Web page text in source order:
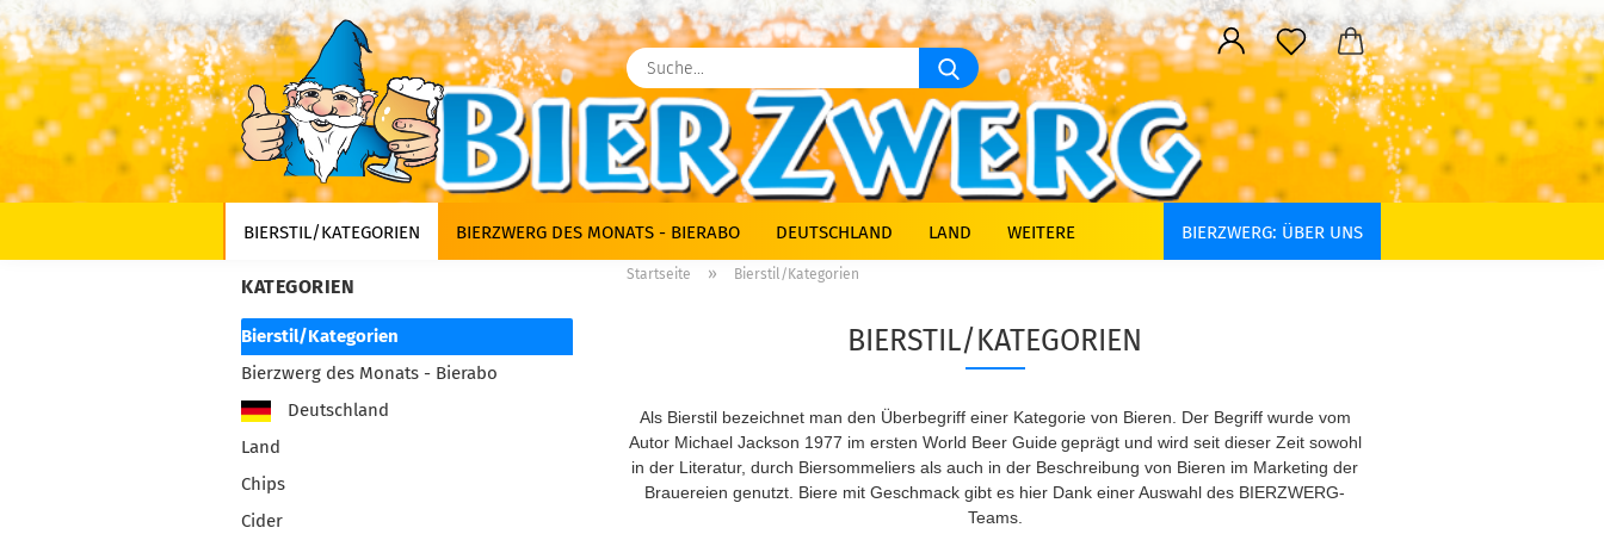
Suche...
BIERSTIL/KATEGORIEN BIERZWERG DES MONATS - BIERABO DEUTSCHLAND LAND BIERZWERG: ÜBER UNS
WEITERE
Startseite » Bierstil/Kategorien
BIERSTIL/KATEGORIEN
Als Bierstil bezeichnet man den Überbegriff einer Kategorie von Bieren. Der Begriff wurde vom
Autor Michael Jackson 1977 im ersten World Beer Guide geprägt und wird seit dieser Zeit sowohl
in der Literatur, durch Biersommeliers als auch in der Beschreibung von Bieren im Marketing der
Brauereien genutzt. Biere mit Geschmack gibt es hier Dank einer Auswahl des BIERZWERG-
Teams.
KATEGORIEN
Bierstil/Kategorien
Bierzwerg des Monats - Bierabo
Deutschland
Land
Chips
Cider